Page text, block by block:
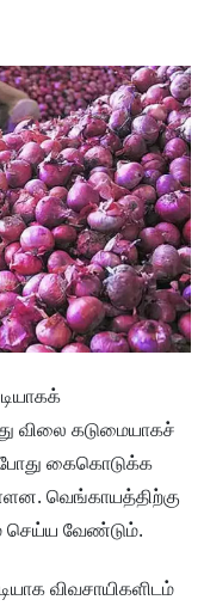
விலை கடுமையாகச்
போது கைகொடுக்க
வெங்காயத்திற்கு
செய்ய வேண்டும்.
விவசாயிகளிடம்